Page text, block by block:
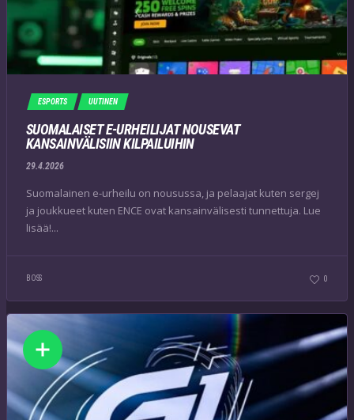
ESPORTS UUTINEN
SUOMALAISET E-URHEILIJAT NOUSEVAT
KANSAINVÄLISIIN KILPAILUIHIN
29.4.2026
Suomalainen e-urheilu on nousussa, ja pelaajat kuten sergej
ja joukkueet kuten ENCE ovat kansainvälisesti tunnettuja. Lue
lisää!...
BOSS 0